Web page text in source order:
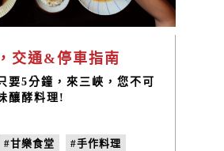
交通&停車指南
要5分鐘，來三峽，您不可
釀酵料理!
#甘樂食堂 #手作料理